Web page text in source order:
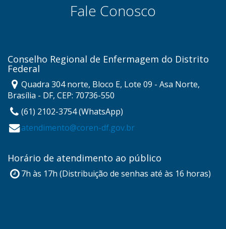
Fale Conosco
Conselho Regional de Enfermagem do Distrito
Federal
Quadra 304 norte, Bloco E, Lote 09 - Asa Norte,
Brasília - DF, CEP: 70736-550
(61) 2102-3754 (WhatsApp)
atendimento@coren-df.gov.br
Horário de atendimento ao público
7h às 17h (Distribuição de senhas até às 16 horas)